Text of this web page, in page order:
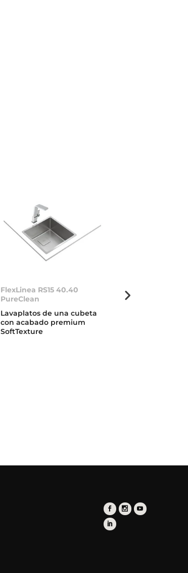
FlexLinea RS15 40.40
PureClean
Lavaplatos de una cubeta
con acabado premium
SoftTexture